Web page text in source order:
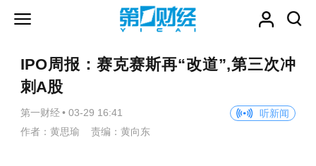
IPO周报：赛克赛斯再“改道”,第三次冲
刺A股
第一财经 • 03-29 16:41
听新闻
作者：黄思瑜 责编：黄向东